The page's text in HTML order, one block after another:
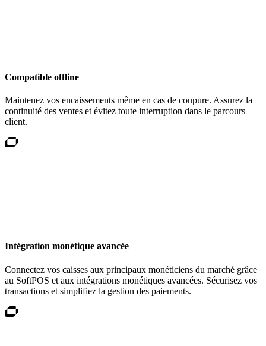
Compatible offline
Maintenez vos encaissements même en cas de coupure. Assurez la
continuité des ventes et évitez toute interruption dans le parcours
client.
Intégration monétique avancée
Connectez vos caisses aux principaux monéticiens du marché grâce
au SoftPOS et aux intégrations monétiques avancées. Sécurisez vos
transactions et simplifiez la gestion des paiements.